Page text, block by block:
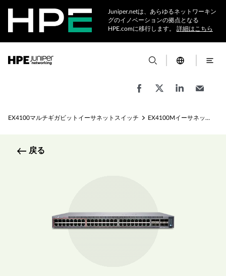
Juniper.netは、あらゆるネットワーキン
グのイノベーションの拠点となる
HPE.comに移行します。 詳細はこちら
EX4100マルチギガビットイーサネットスイッチ EX4100Mイーサネットスイッチの仕様
戻る